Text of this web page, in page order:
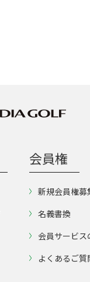
会員権
新規会員権募
名義書換
会員サービス
よくあるご質